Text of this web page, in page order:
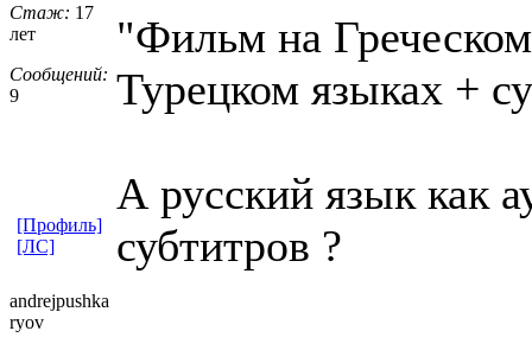
Стаж: 17
лет
Сообщений:
9
"Фильм на
Турецком языках +
А русский язык как
субтитров ?
[Профиль]
[ЛС]
andrejpushka
ryov